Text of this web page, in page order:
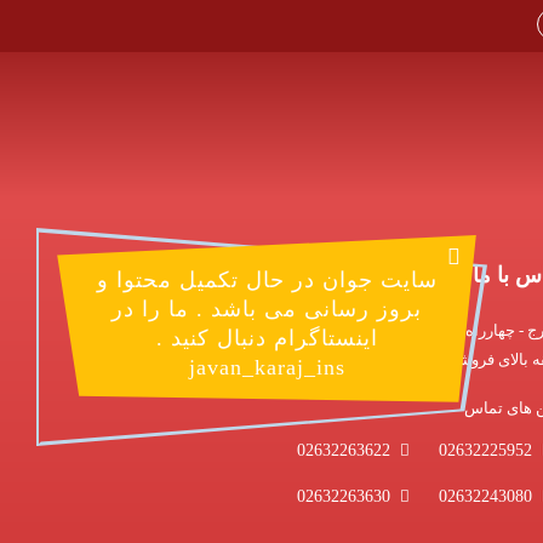
سایت جوان در حال تکمیل محتوا و
بروز رسانی می باشد . ما را در
اینستاگرام دنبال کنید .
javan_karaj_ins
با ما
- چهارراه طالقانی - طالقانی شمالی - روبروی بلوار ماهان
بالای فروشگاه پوشاک خانواده - مجمتع آموزشی جوان
های تماس
02632225952
02632263622
02632243080
02632263630